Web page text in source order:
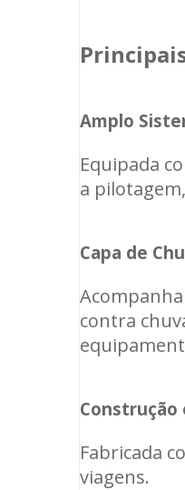
Amplo
Equipada
a
Capa de
contra
Construção
Fabricada
viagens.